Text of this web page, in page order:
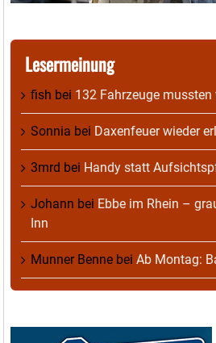
Lesermeinung
fish bei 132 Fahrzeuge
Sonnia bei Daxenfeuer wieder
3mrd bei Handy statt
Johann bei Ebbe im Rhein –
Inn
Munner Benne bei Ab Montag: